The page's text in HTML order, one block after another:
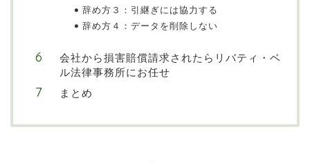
辞め方３：引継ぎには協力する
辞め方４：データを削除しない
会社から損害賠償請求されたらリバティ・ベ
ル法律事務所にお任せ
まとめ